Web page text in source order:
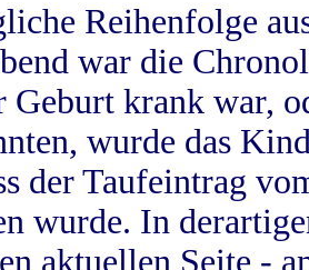
Reihenfolge
war die
Geburt krank war,
wurde das
der Taufeintrag
wurde. In
aktuellen Seite -